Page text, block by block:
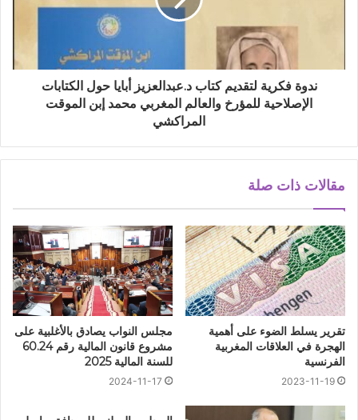
ندوة فكرية لتقديم كتاب د.عبدالعزيز أبايا حول الكتابات
الإصلاحية للمؤرخ والعالم المغربي محمد إبن الموقت
المراكشي
مقالات ذات صلة
تقرير يسلط الضوء على أهمية
الهجرة في العلاقات المغربية
الفرنسية
2023-11-19
مجلس النواب يصادق بالأغلبية على
مشروع قانون المالية رقم 60.24
للسنة المالية 2025
2024-11-17